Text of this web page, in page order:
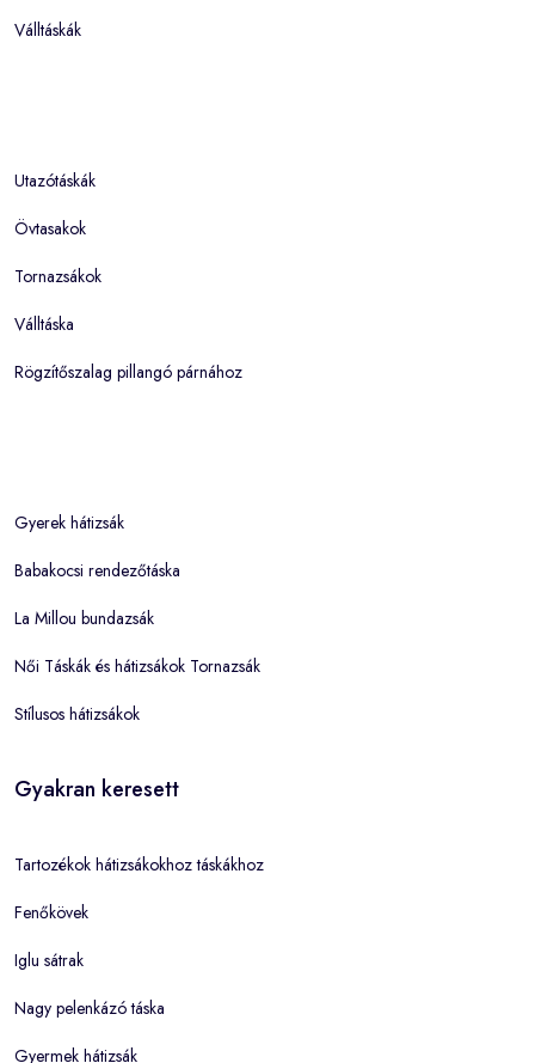
Válltáskák
Utazótáskák
Övtasakok
Tornazsákok
Válltáska
Rögzítőszalag pillangó párnához
Gyerek hátizsák
Babakocsi rendezőtáska
La Millou bundazsák
Női Táskák és hátizsákok Tornazsák
Stílusos hátizsákok
Gyakran keresett
Tartozékok hátizsákokhoz táskákhoz
Fenőkövek
Iglu sátrak
Nagy pelenkázó táska
Gyermek hátizsák